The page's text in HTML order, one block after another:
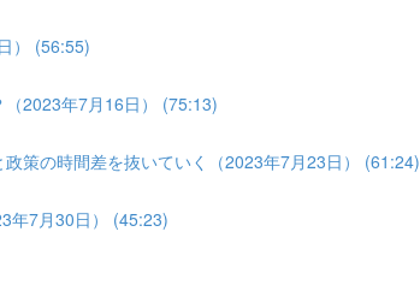
） (56:55)
2023年7月16日） (75:13)
策の時間差を抜いていく（2023年7月23日） (61:24)
年7月30日） (45:23)